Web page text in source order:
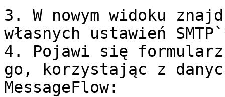
3. W nowym widoku
własnych ustawień
4. Pojawi się
go, korzystając z
MessageFlow: